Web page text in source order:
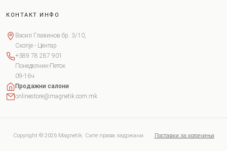
КОНТАКТ ИНФО
Васил Главинов бр. 3/10,
Скопје - Центар
+389 78 287 901
Понеделник-Петок
09-16ч
Продажни салони
onlinestore@magnetik.com.mk
Copyright © 2026 Magnetik. Сите права задржани. Поставки за колачиња